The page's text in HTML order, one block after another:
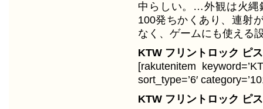
中らしい。…外観は火縄
100発ちかくあり、連射
なく、ゲームにも使える
KTW フリントロック ピ
[rakutenitem
sort_type=’6′
KTW フリントロック ピ